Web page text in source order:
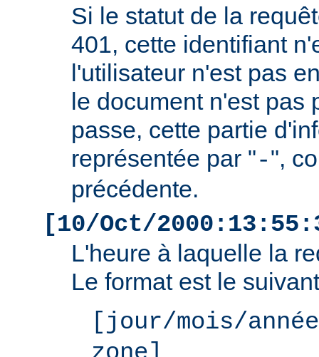
Si le statut de la
401, cette identifiant
l'utilisateur n'est pas
le document n'est pas
passe, cette partie
représentée par "-",
précédente.
[10/Oct/
L'heure à laquelle la
Le format est le
[jour/mois/